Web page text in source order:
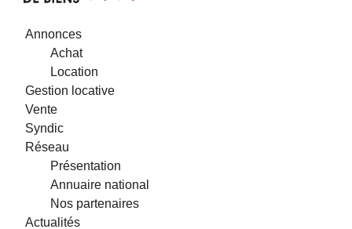
Annonces
Achat
Location
Gestion locative
Vente
Syndic
Réseau
Présentation
Annuaire national
Nos partenaires
Actualités